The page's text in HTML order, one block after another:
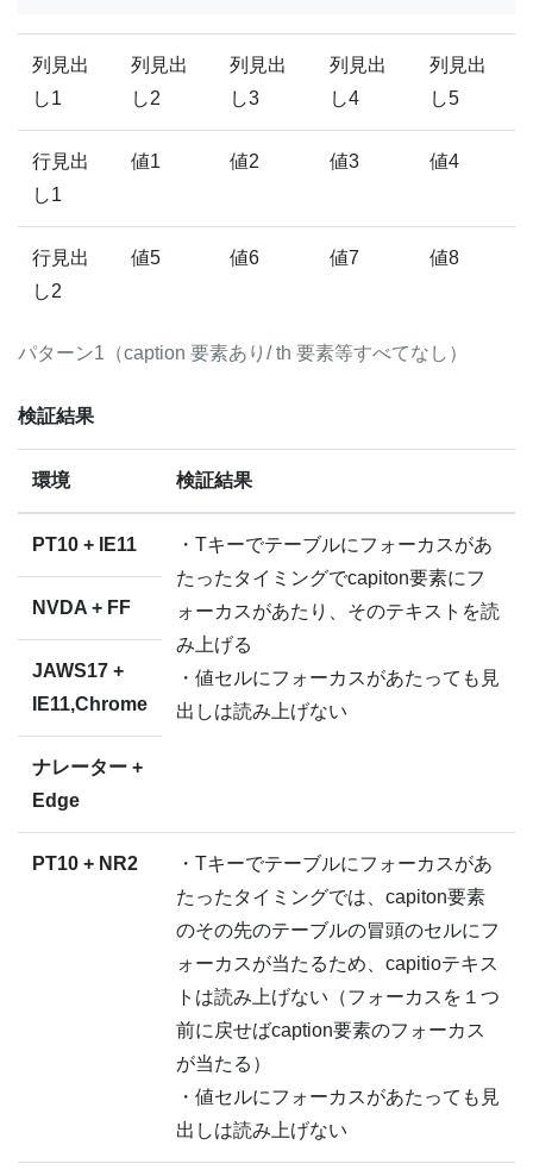
パターン1（caption 要素あり/ th 要素等すべてなし）
列見出
し1
列見出
し2
列見出
し3
列見出
し4
列見出
し5
行見出
し1
値1 値2 値3 値4
行見出
し2
値5 値6 値7 値8
検証結果
環境 検証結果
PT10 + IE11
・Tキーでテーブルにフォーカスがあ
たったタイミングでcapiton要素にフ
ォーカスがあたり、そのテキストを読
み上げる
・値セルにフォーカスがあたっても見
出しは読み上げない
NVDA + FF
JAWS17 +
IE11,Chrome
ナレーター +
Edge
PT10 + NR2
・Tキーでテーブルにフォーカスがあ
たったタイミングでは、capiton要素
のその先のテーブルの冒頭のセルにフ
ォーカスが当たるため、capitioテキス
トは読み上げない（フォーカスを１つ
前に戻せばcaption要素のフォーカス
が当たる）
・値セルにフォーカスがあたっても見
出しは読み上げない